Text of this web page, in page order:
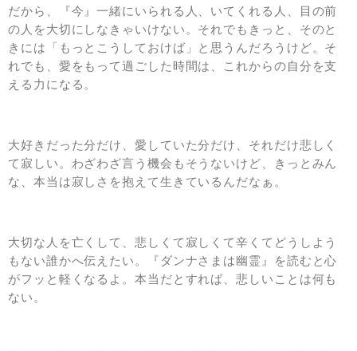
だから、『今』一緒にいられる人、いてくれる人、目の前
の人を大切にしなきゃいけない。それでもきっと、そのと
きには「もっとこうしておけば」と思うんだろうけど。そ
れでも、愛をもって過ごした時間は、これからの自分を支
える力になる。
大好きだった分だけ、愛していた分だけ、それだけ悲しく
て寂しい。わざわざ言う機会もそうないけど、きっとみん
な、本当は寂しさを抱えて生きているんだなぁ。
大切な人を亡くして、悲しくて寂しくて辛くてどうしよう
もない誰かへ伝えたい。『ダンナさまは幽霊』を読むと心
がフッと軽くなるよ。本当だとすれば、悲しいことは何も
ない。